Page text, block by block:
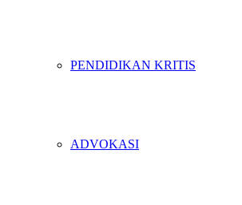
PENDIDIKAN KRITIS
ADVOKASI